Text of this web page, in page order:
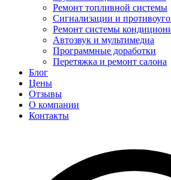
Ремонт топливной системы
Сигнализации и
Ремонт системы
Автозвук и мультимедиа
Программные доработки
Перетяжка и ремонт салона
Блог
Цены
Отзывы
О компании
Контакты